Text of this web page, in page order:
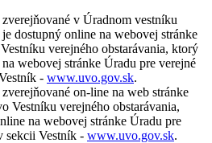
zverejňované v Úradnom vestníku
dostupný online na webovej stránke
verejného obstarávania, ktorý
webovej stránke Úradu pre verejné
- www.uvo.gov.sk.
zverejňované on-line na web stránke
Vestníku verejného obstarávania,
na webovej stránke Úradu pre
sekcii Vestník - www.uvo.gov.sk.